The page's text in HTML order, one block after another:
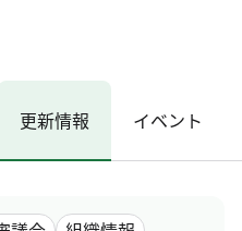
更新情報 イベント